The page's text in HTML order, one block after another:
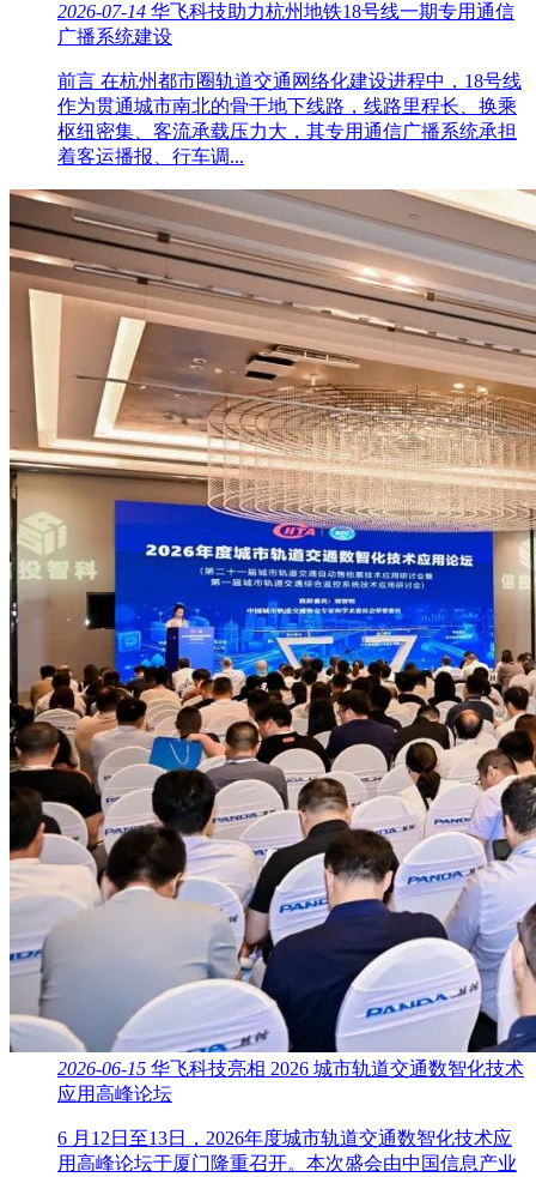
2026-07-14 华飞科技助力杭州地铁18号线一期专用通信
广播系统建设
前言 在杭州都市圈轨道交通网络化建设进程中，18号线
作为贯通城市南北的骨干地下线路，线路里程长、换乘
枢纽密集、客流承载压力大，其专用通信广播系统承担
着客运播报、行车调...
2026-06-15 华飞科技亮相 2026 城市轨道交通数智化技术
应用高峰论坛
6 月12日至13日，2026年度城市轨道交通数智化技术应
用高峰论坛于厦门隆重召开。本次盛会由中国信息产业